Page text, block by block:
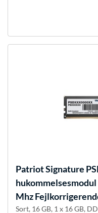
PatriotSignature
hukommelsesmodul
Mhz
Sort, 16 GB, 1 x 16 GB,